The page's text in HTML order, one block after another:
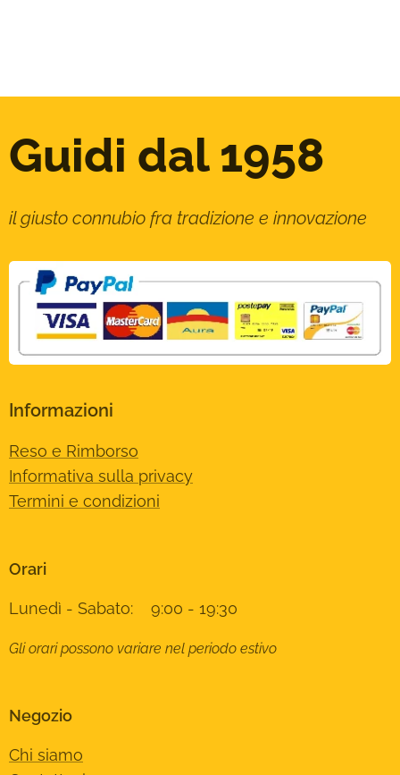
Guidi dal 1958
il giusto connubio fra tradizione e innovazione
Informazioni
Reso e Rimborso
Informativa sulla privacy
Termini e condizioni
Orari
Lunedì - Sabato: 9:00 - 19:30
Gli orari possono variare nel periodo estivo
Negozio
Chi siamo